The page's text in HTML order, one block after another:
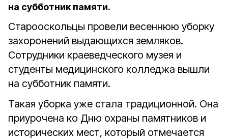
на субботник памяти.
Старооскольцы провели весеннюю уборку
захоронений выдающихся земляков.
Сотрудники краеведческого музея и
студенты медицинского колледжа вышли
на субботник памяти.
Такая уборка уже стала традиционной. Она
приурочена ко Дню охраны памятников и
исторических мест, который отмечается